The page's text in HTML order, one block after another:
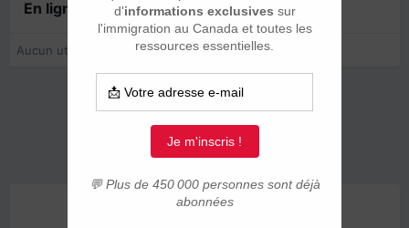
En ligne récemment0 membre est en ligne
Aucun utilisateur enregistré regarde cette page.